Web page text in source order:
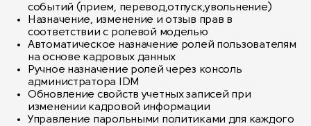
событий (прием, перевод,отпуск,увольнение)
Назначение, изменение и отзыв прав в
соответствии с ролевой моделью
Автоматическое назначение ролей пользователям
на основе кадровых данных
Ручное назначение ролей через консоль
администратора IDM
Обновление свойств учетных записей при
изменении кадровой информации
Управление парольными политиками для каждого